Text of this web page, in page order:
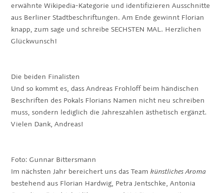
erwähnte Wikipedia-Kategorie und identifizieren Ausschnitte
aus Berliner Stadtbeschriftungen. Am Ende gewinnt Florian
knapp, zum sage und schreibe SECHSTEN MAL. Herzlichen
Glückwunsch!
Die beiden Finalisten
Und so kommt es, dass Andreas Frohloff beim händischen
Beschriften des Pokals Florians Namen nicht neu schreiben
muss, sondern lediglich die Jahreszahlen ästhetisch ergänzt.
Vielen Dank, Andreas!
Foto: Gunnar Bittersmann
Im nächsten Jahr bereichert uns das Teamkünstliches Aroma
bestehend aus Florian Hardwig, Petra Jentschke, Antonia